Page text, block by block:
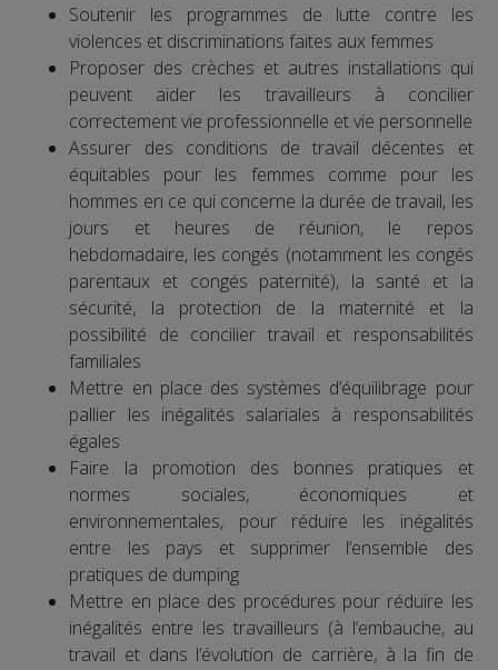
Soutenir les programmes de lutte contre les
violences et discriminations faites aux femmes
Proposer des crèches et autres installations qui
peuvent aider les travailleurs à concilier
correctement vie professionnelle et vie personnelle
Assurer des conditions de travail décentes et
équitables pour les femmes comme pour les
hommes en ce qui concerne la durée de travail, les
jours et heures de réunion, le repos
hebdomadaire, les congés (notamment les congés
parentaux et congés paternité), la santé et la
sécurité, la protection de la maternité et la
possibilité de concilier travail et responsabilités
familiales
Mettre en place des systèmes d’équilibrage pour
pallier les inégalités salariales à responsabilités
égales
Faire la promotion des bonnes pratiques et
normes sociales, économiques et
environnementales, pour réduire les inégalités
entre les pays et supprimer l’ensemble des
pratiques de dumping
Mettre en place des procédures pour réduire les
inégalités entre les travailleurs (à l’embauche, au
travail et dans l’évolution de carrière, à la fin de